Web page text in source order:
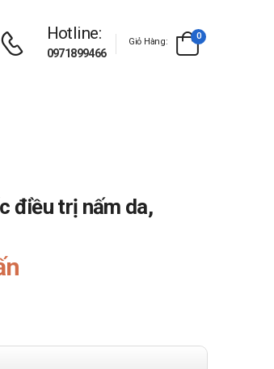
Hotline:
0971899466
Giỏ Hàng:
0
điều trị nấm da,